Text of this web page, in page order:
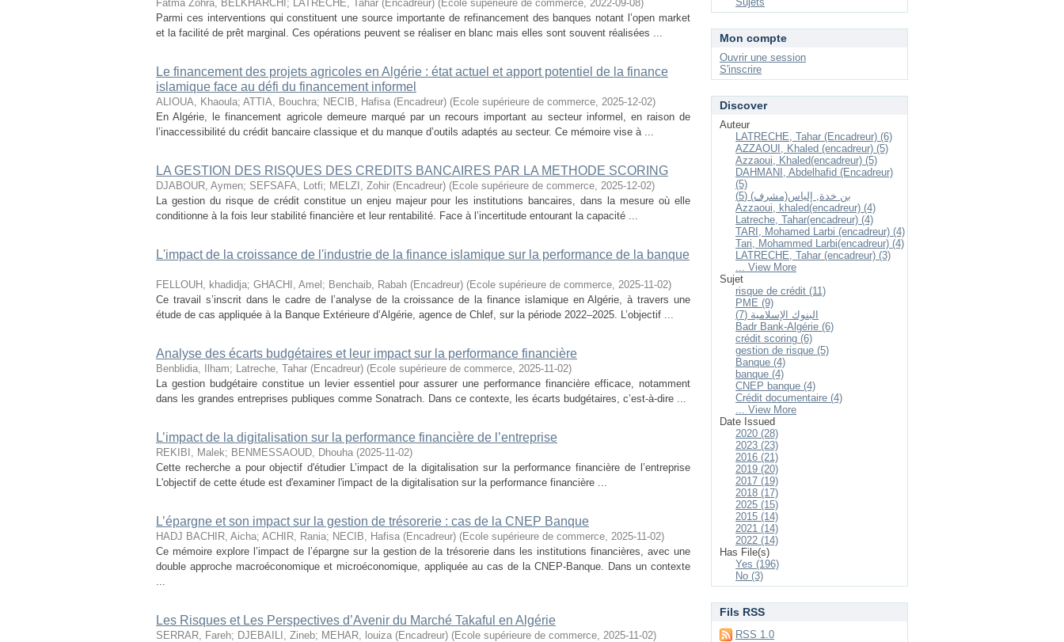
Fatma Zohra, BELKHARCHI ; LATRECHE, Tahar (Encadreur) (Ecole supérieure de commerce, 2022-09-08)
Parmi ces interventions qui constituent une source importante de refinancement des banques notant l’open market
et la facilité de prêt marginal. Ces opérations peuvent se réaliser en blanc mais elles sont souvent réalisées ...
Le financement des projets agricoles en Algérie : état actuel et apport potentiel de la finance
islamique face au défi du financement informel
ALIOUA, Khaoula; ATTIA, Bouchra; NECIB, Hafisa (Encadreur) (Ecole supérieure de commerce, 2025-12-02)
En Algérie, le financement agricole demeure marqué par un recours important au secteur informel, en raison de
l’inaccessibilité du crédit bancaire classique et du manque d’outils adaptés au secteur. Ce mémoire vise à ...
LA GESTION DES RISQUES DES CREDITS BANCAIRES PAR LA METHODE SCORING
DJABOUR, Aymen; SEFSAFA, Lotfi; MELZI, Zohir (Encadreur) (Ecole supérieure de commerce, 2025-12-02)
La gestion du risque de crédit constitue un enjeu majeur pour les institutions bancaires, dans la mesure où elle
conditionne à la fois leur stabilité financière et leur rentabilité. Face à l’incertitude entourant la capacité ...
L'impact de la croissance de l'industrie de la finance islamique sur la performance de la banque
FELLOUH, khadidja; GHACHI, Amel ; Benchaib, Rabah (Encadreur) (Ecole supérieure de commerce, 2025-11-02)
Ce travail s’inscrit dans le cadre de l’analyse de la croissance de la finance islamique en Algérie, à travers une
étude de cas appliquée à la Banque Extérieure d’Algérie, agence de Chlef, sur la période 2022–2025. L’objectif ...
Analyse des écarts budgétaires et leur impact sur la performance financière
Benblidia, Ilham; Latreche, Tahar (Encadreur) (Ecole supérieure de commerce, 2025-11-02)
La gestion budgétaire constitue un levier essentiel pour assurer une performance financière efficace, notamment
dans les grandes entreprises publiques comme Sonatrach. Dans ce contexte, les écarts budgétaires, c’est-à-dire ...
L’impact de la digitalisation sur la performance financière de l’entreprise
REKIBI, Malek; BENMESSAOUD, Dhouha (2025-11-02)
Cette recherche a pour objectif d'étudier L’impact de la digitalisation sur la performance financière de l’entreprise
L'objectif de cette étude est d'examiner l'impact de la digitalisation sur la performance financière ...
L’épargne et son impact sur la gestion de trésorerie : cas de la CNEP Banque
HADJ BACHIR, Aicha; ACHIR, Rania; NECIB, Hafisa (Encadreur) (Ecole supérieure de commerce, 2025-11-02)
Ce mémoire explore l’impact de l’épargne sur la gestion de la trésorerie dans les institutions financières, avec une
double approche macroéconomique et microéconomique, appliquée au cas de la CNEP-Banque. Dans un contexte
...
Les Risques et Les Perspectives d’Avenir du Marché Takaful en Algérie
SERRAR, Fareh; DJEBAILI, Zineb; MEHAR, louiza (Encadreur) (Ecole supérieure de commerce, 2025-11-02)
Mon compte
Ouvrir une session
S'inscrire
Discover
Auteur
LATRECHE, Tahar (Encadreur) (6)
AZZAOUI, Khaled (encadreur) (5)
Azzaoui, Khaled(encadreur) (5)
DAHMANI, Abdelhafid (Encadreur)
(5)
بن خدة, إلياس(مشرف) (5)
Azzaoui, khaled(encadreur) (4)
Latreche, Tahar(encadreur) (4)
TARI, Mohamed Larbi (encadreur) (4)
Tari, Mohammed Larbi(encadreur) (4)
LATRECHE, Tahar (encadreur) (3)
... View More
Sujet
risque de crédit (11)
PME (9)
البنوك الإسلامية (7)
Badr Bank-Algérie (6)
crédit scoring (6)
gestion de risque (5)
Banque (4)
banque (4)
CNEP banque (4)
Crédit documentaire (4)
... View More
Date Issued
2020 (28)
2023 (23)
2016 (21)
2019 (20)
2017 (19)
2018 (17)
2025 (15)
2015 (14)
2021 (14)
2022 (14)
Has File(s)
Yes (196)
No (3)
Fils RSS
RSS 1.0